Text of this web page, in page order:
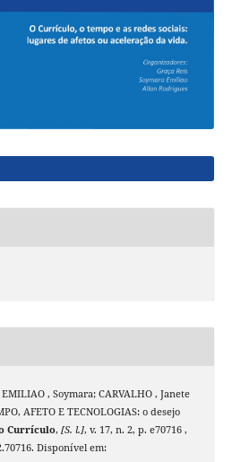
, Soymara; CARVALHO , Janete
AFETO E TECNOLOGIAS: o desejo
Currículo, [S. l.], v. 17, n. 2, p. e70716 ,
Disponível em: